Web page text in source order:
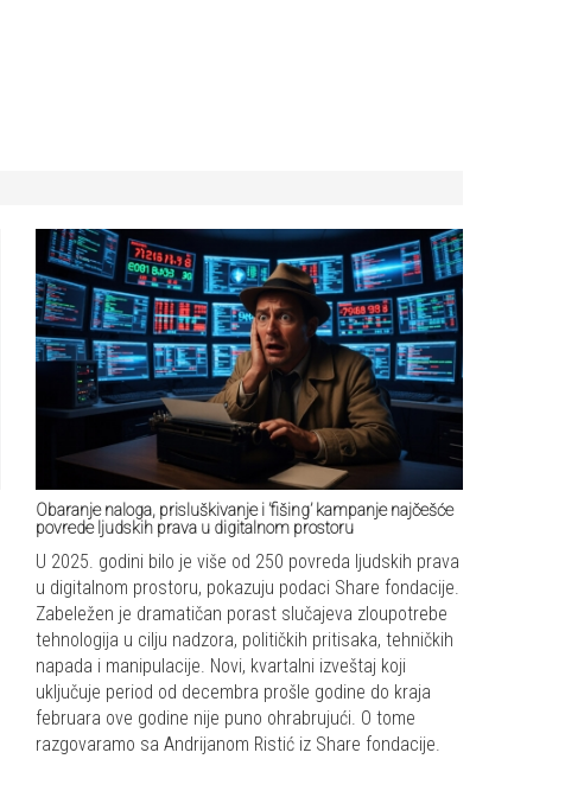
Obaranje naloga, prisluškivanje i ’fišing’ kampanje najčešće
povrede ljudskih prava u digitalnom prostoru
U 2025. godini bilo je više od 250 povreda ljudskih prava
u digitalnom prostoru, pokazuju podaci Share fondacije.
Zabeležen je dramatičan porast slučajeva zloupotrebe
tehnologija u cilju nadzora, političkih pritisaka, tehničkih
napada i manipulacije. Novi, kvartalni izveštaj koji
uključuje period od decembra prošle godine do kraja
februara ove godine nije puno ohrabrujući. O tome
razgovaramo sa Andrijanom Ristić iz Share fondacije.